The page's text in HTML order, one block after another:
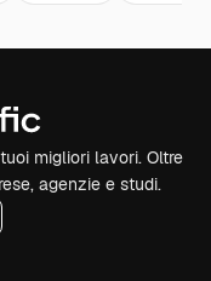
migliori lavori. Oltre
agenzie e studi.